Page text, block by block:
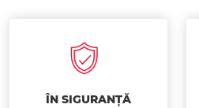
ÎN SIGURANȚĂ